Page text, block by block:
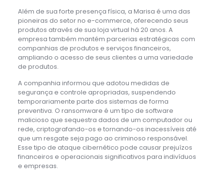
Além de sua forte presença física, a Marisa é uma das
pioneiras do setor no e-commerce, oferecendo seus
produtos através de sua loja virtual há 20 anos. A
empresa também mantém parcerias estratégicas com
companhias de produtos e serviços financeiros,
ampliando o acesso de seus clientes a uma variedade
de produtos.
A companhia informou que adotou medidas de
segurança e controle apropriadas, suspendendo
temporariamente parte dos sistemas de forma
preventiva. O ransomware é um tipo de software
malicioso que sequestra dados de um computador ou
rede, criptografando-os e tornando-os inacessíveis até
que um resgate seja pago ao criminoso responsável.
Esse tipo de ataque cibernético pode causar prejuízos
financeiros e operacionais significativos para indivíduos
e empresas.